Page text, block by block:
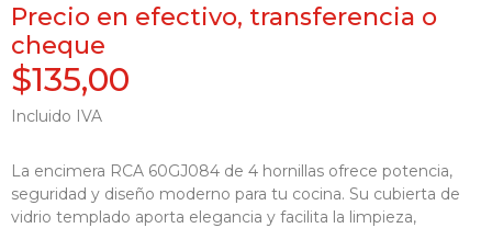
Precio en efectivo, transferencia o
cheque
$135,00
Incluido IVA
La encimera RCA 60GJ084 de 4 hornillas ofrece potencia,
seguridad y diseño moderno para tu cocina. Su cubierta de
vidrio templado aporta elegancia y facilita la limpieza,